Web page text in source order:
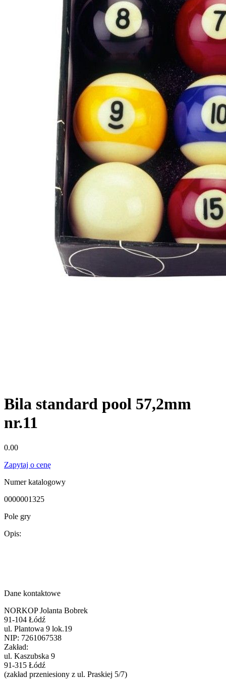
Bila standard pool 57,2mm
nr.11
0.00
Zapytaj o cenę
Numer katalogowy
0000001325
Pole gry
Opis:
Dane kontaktowe
NORKOP Jolanta Bobrek
91-104 Łódź
ul. Plantowa 9 lok.19
NIP: 7261067538
Zakład:
ul. Kaszubska 9
91-315 Łódź
(zakład przeniesiony z ul. Praskiej 5/7)